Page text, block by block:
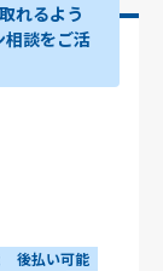
れるよう
談をご活
後払い可能